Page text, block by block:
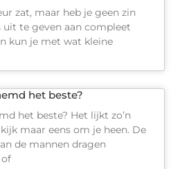
zat, maar heb je geen zin
uit te geven aan compleet
kun je met wat kleine
het beste?
het beste? Het lijkt zo’n
maar eens om je heen. De
de mannen dragen